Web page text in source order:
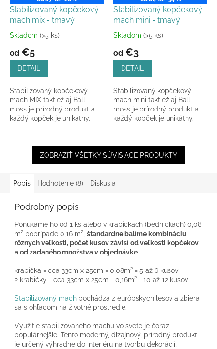
Stabilizovaný kopčekový
mach mix - tmavý
Priemerné
produktu
5
hviezdičiek.
Skladom (>5 ks)
od €5
DETAIL
Stabilizovaný kopčekový
mach MIX taktiež aj Ball
moss je prírodný produkt a
každý kopček je unikátny.
Stabilizovaný kopčekový
mach mini - tmavý
Priemerné
produktu
5
hviezdičiek.
Skladom (>5 ks)
od €3
DETAIL
Stabilizovaný kopčekový
mach mini taktiež aj Ball
moss je prírodný produkt a
každý kopček je unikátny.
ZOBRAZIŤ VŠETKY SÚVISIACE PRODUKTY
Popis Hodnotenie (8) Diskusia
Podrobný popis
Ponúkame ho od 1 ks alebo v krabičkách (bedničkách) 0,08
m² poprípade 0,16 m², štandardne balíme kombináciu
rôznych veľkosti, počet kusov závisí od veľkosti kopčekov
a od zadaného množstva v objednávke.
krabička = cca 33cm x 25cm = 0,08m² = 5 až 6 kusov
2 krabičky = cca 33cm x 25cm = 0,16m² = 10 až 12 kusov
Stabilizovaný mach pochádza z európskych lesov a zbiera
sa s ohľadom na životné prostredie.
Využitie stabilizovaného machu vo svete je čoraz
populárnejšie. Tento moderný, dizajnový, prírodný produkt
je určený výhradne do interiéru na tvorbu dekorácií,